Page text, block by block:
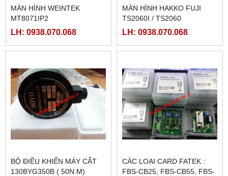
MÀN HÌNH WEINTEK
MT8071IP2
LH: 0938.070.068
MÀN HÌNH HAKKO FUJI
TS2060I / TS2060
LH: 0938.070.068
BỘ ĐIỀU KHIỂN MÁY CẮT
130BYG350B ( 50N.M)
CÁC LOẠI CARD FATEK :
FBS-CB25, FBS-CB55, FBS-